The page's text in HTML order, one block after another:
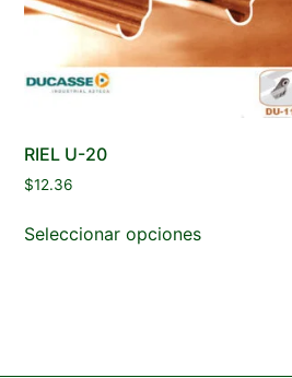
RIEL U-20
$12.36
Seleccionar opciones